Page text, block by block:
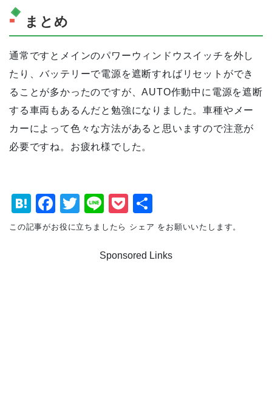
まとめ
通常ですとメインのパワーウィンドウスイッチを外し
たり、バッテリーで電源を遮断すればリセットができ
ることが多かったのですが、AUTO作動中に電源を遮断
する車両もあるんだと勉強になりました。車種やメー
カーによって色々な方法があると思いますので注意が
必要ですね。お疲れ様でした。
H
at
F
a
T
wi
Li
n
P
o
k
有
この記事がお役に立ちましたら シェア をお願いいたします。
Sponsored Links